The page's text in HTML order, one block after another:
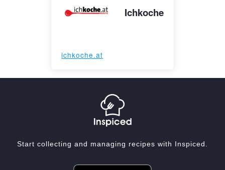
Ichkoche
ichkoche.at
Start collecting and managing recipes with Inspiced.